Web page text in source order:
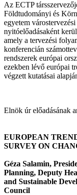
Az ECTP
Földtudományi és
egyetem
nyitóelőadásaként
amely a tervezési
konferencián
rendszerek európai
ezekben lévő európai
végzett kutatásai
Elnök úr előadásának
EUROPEAN
SURVEY ON
Géza Salamin,
Planning, Deputy
and Sustainable
Council